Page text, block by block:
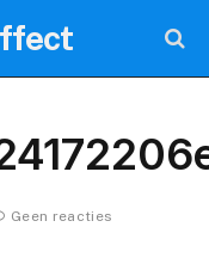
Geen reacties